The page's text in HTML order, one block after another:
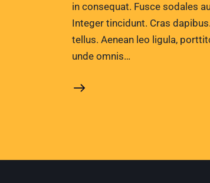
in consequat. Fusce sodales
Integer tincidunt. Cras
tellus. Aenean leo ligula,
unde omnis…